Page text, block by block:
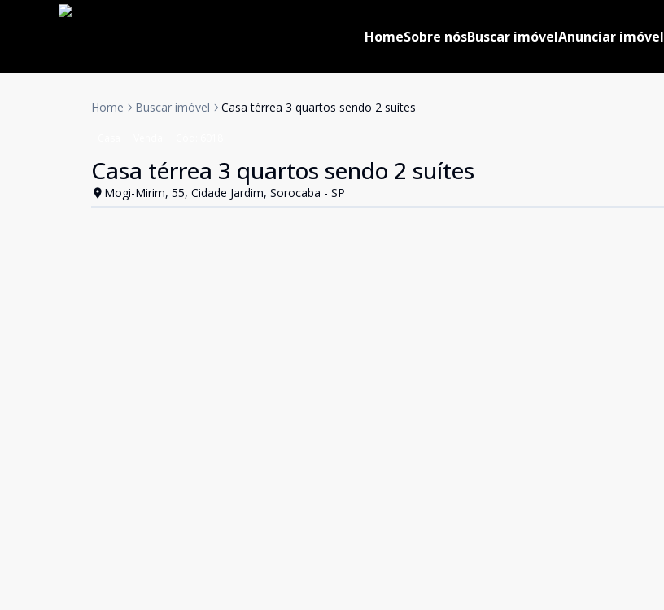
HomeSobre nósBuscar imóvelAnunciar imóvel
Home Buscar imóvel Casa térrea 3 quartos sendo 2 suítes
Casa térrea 3 quartos sendo 2 suítes
Mogi-Mirim, 55, Cidade Jardim, Sorocaba - SP